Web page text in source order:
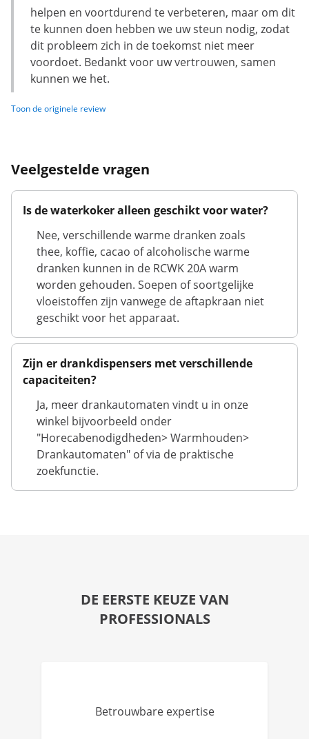
helpen en voortdurend te verbeteren, maar om dit
te kunnen doen hebben we uw steun nodig, zodat
dit probleem zich in de toekomst niet meer
voordoet. Bedankt voor uw vertrouwen, samen
kunnen we het.
Toon de originele review
Veelgestelde vragen
Is de waterkoker alleen geschikt voor water?
Nee, verschillende warme dranken zoals
thee, koffie, cacao of alcoholische warme
dranken kunnen in de RCWK 20A warm
worden gehouden. Soepen of soortgelijke
vloeistoffen zijn vanwege de aftapkraan niet
geschikt voor het apparaat.
Zijn er drankdispensers met verschillende
capaciteiten?
Ja, meer drankautomaten vindt u in onze
winkel bijvoorbeeld onder
"Horecabenodigdheden> Warmhouden>
Drankautomaten" of via de praktische
zoekfunctie.
DE EERSTE KEUZE VAN
PROFESSIONALS
Betrouwbare expertise